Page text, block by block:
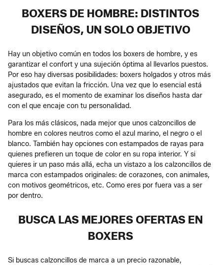
BOXERS DE HOMBRE: DISTINTOS
DISEÑOS, UN SOLO OBJETIVO
Hay un objetivo común en todos los boxers de hombre, y es
garantizar el confort y una sujeción óptima al llevarlos puestos.
Por eso hay diversas posibilidades: boxers holgados y otros más
ajustados que evitan la fricción. Una vez que lo esencial está
asegurado, es el momento de examinar los diseños hasta dar
con el que encaje con tu personalidad.
Para los más clásicos, nada mejor que unos calzoncillos de
hombre en colores neutros como el azul marino, el negro o el
blanco. También hay opciones con estampados de rayas para
quienes prefieren un toque de color en su ropa interior. Y si
quieres ir un paso más allá, echa un vistazo a los calzoncillos de
marca con estampados originales: de corazones, con animales,
con motivos geométricos, etc. Como eres por fuera vas a ser
por dentro.
BUSCA LAS MEJORES OFERTAS EN
BOXERS
Si buscas calzoncillos de marca a un precio razonable,